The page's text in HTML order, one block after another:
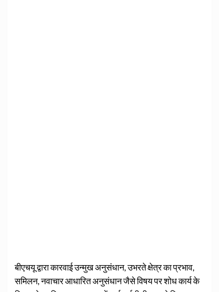
बीएचयू द्वारा कारवाई उन्मुख अनुसंधान, उभरते क्षेत्र का प्रभाव,
समिलन, नवाचार आधारित अनुसंधान जैसे विषय पर शोध कार्य के